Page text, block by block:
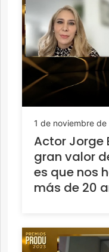
1 de noviembre de
Actor Jorge
gran valor
es que nos
más de 20